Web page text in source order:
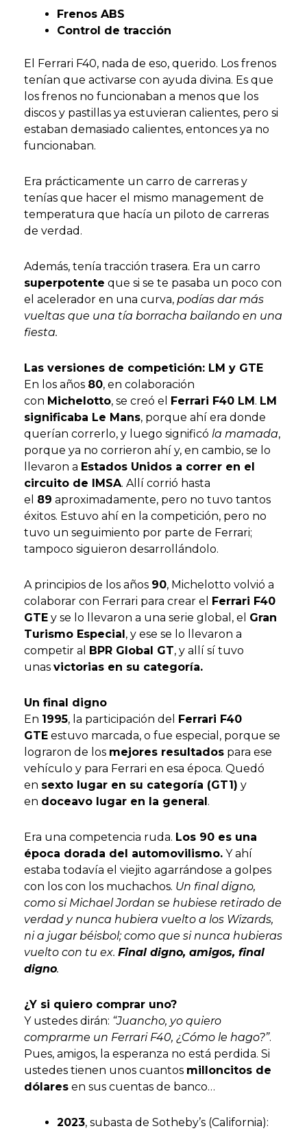
Frenos ABS
Control de tracción
El Ferrari F40, nada de eso, querido. Los frenos
tenían que activarse con ayuda divina. Es que
los frenos no funcionaban a menos que los
discos y pastillas ya estuvieran calientes, pero si
estaban demasiado calientes, entonces ya no
funcionaban.
Era prácticamente un carro de carreras y
tenías que hacer el mismo management de
temperatura que hacía un piloto de carreras
de verdad.
Además, tenía tracción trasera. Era un carro
superpotente que si se te pasaba un poco con
el acelerador en una curva, podías dar más
vueltas que una tía borracha bailando en una
fiesta.
Las versiones de competición: LM y GTE
En los años 80, en colaboración
con Michelotto, se creó el Ferrari F40 LM. LM
significaba Le Mans, porque ahí era donde
querían correrlo, y luego significó la mamada,
porque ya no corrieron ahí y, en cambio, se lo
llevaron a Estados Unidos a correr en el
circuito de IMSA. Allí corrió hasta
el 89 aproximadamente, pero no tuvo tantos
éxitos. Estuvo ahí en la competición, pero no
tuvo un seguimiento por parte de Ferrari;
tampoco siguieron desarrollándolo.
A principios de los años 90, Michelotto volvió a
colaborar con Ferrari para crear el Ferrari F40
GTE y se lo llevaron a una serie global, el Gran
Turismo Especial, y ese se lo llevaron a
competir al BPR Global GT, y allí sí tuvo
unas victorias en su categoría.
Un final digno
En 1995, la participación del Ferrari F40
GTE estuvo marcada, o fue especial, porque se
lograron de los mejores resultados para ese
vehículo y para Ferrari en esa época. Quedó
en sexto lugar en su categoría (GT1) y
en doceavo lugar en la general.
Era una competencia ruda. Los 90 es una
época dorada del automovilismo. Y ahí
estaba todavía el viejito agarrándose a golpes
con los con los muchachos. Un final digno,
como si Michael Jordan se hubiese retirado de
verdad y nunca hubiera vuelto a los Wizards,
ni a jugar béisbol; como que si nunca hubieras
vuelto con tu ex. Final digno, amigos, final
digno.
¿Y si quiero comprar uno?
Y ustedes dirán: “Juancho, yo quiero
comprarme un Ferrari F40, ¿Cómo le hago?”.
Pues, amigos, la esperanza no está perdida. Si
ustedes tienen unos cuantos milloncitos de
dólares en sus cuentas de banco…
2023, subasta de Sotheby’s (California):